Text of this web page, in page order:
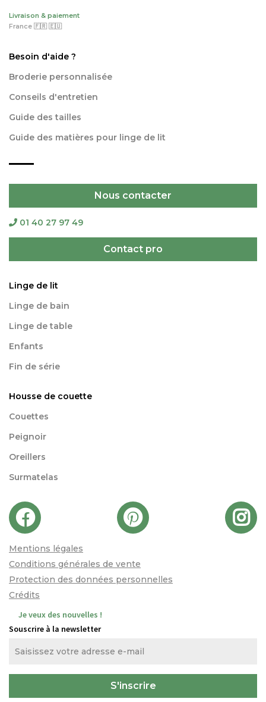
Livraison & paiement
France 🇫🇷 🇪🇺
Besoin d'aide ?
Broderie personnalisée
Conseils d'entretien
Guide des tailles
Guide des matières pour linge de lit
Nous contacter
01 40 27 97 49
Contact pro
Linge de lit
Linge de bain
Linge de table
Enfants
Fin de série
Housse de couette
Couettes
Peignoir
Oreillers
Surmatelas
Mentions légales
Conditions générales de vente
Protection des données personnelles
Crédits
Je veux des nouvelles !
Souscrire à la newsletter